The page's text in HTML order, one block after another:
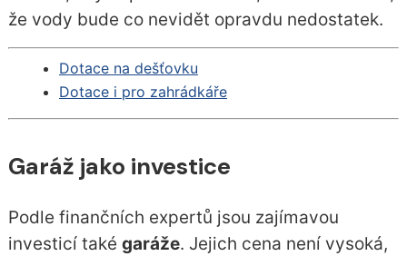
že vody bude co nevidět opravdu nedostatek.
Dotace na dešťovku
Dotace i pro zahrádkáře
Garáž jako investice
Podle finančních expertů jsou zajímavou
investicí také garáže. Jejich cena není vysoká,